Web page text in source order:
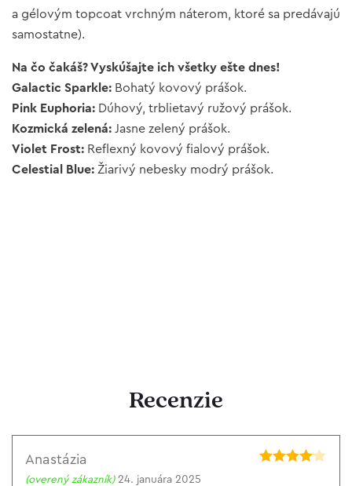
a gélovým topcoat vrchným náterom, ktoré sa predávajú
samostatne).
Na čo čakáš? Vyskúšajte ich všetky ešte dnes!
Galactic Sparkle: Bohatý kovový prášok.
Pink Euphoria: Dúhový, trblietavý ružový prášok.
Kozmická zelená: Jasne zelený prášok.
Violet Frost: Reflexný kovový fialový prášok.
Celestial Blue: Žiarivý nebesky modrý prášok.
Recenzie
Anastázia
(overený zákazník) 24. januára 2025